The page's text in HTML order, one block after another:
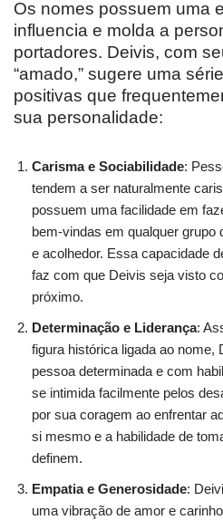
Os nomes possuem uma
influencia e molda a
portadores. Deivis, com
“amado,” sugere uma
positivas que
sua personalidade:
Carisma e Sociabilidade:
tendem a ser naturalmente
possuem uma facilidade em
bem-vindas em qualquer grupo
e acolhedor. Essa capacidade
faz com que Deivis seja visto
próximo.
Determinação e Liderança:
figura histórica ligada ao nome,
pessoa determinada e com
se intimida facilmente pelos
por sua coragem ao enfrentar
si mesmo e a habilidade de
definem.
Empatia e Generosidade:
uma vibração de amor e